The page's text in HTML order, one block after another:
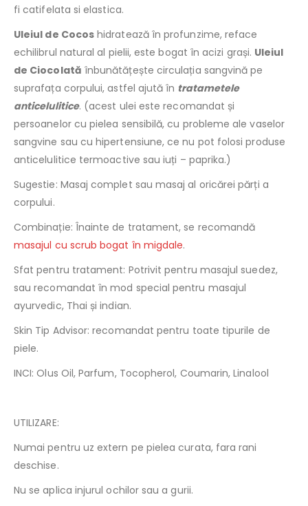
fi catifelata si elastica.
Uleiul de Cocos hidratează în profunzime, reface
echilibrul natural al pielii, este bogat în acizi grași. Uleiul
de Ciocolată înbunătățește circulația sangvină pe
suprafața corpului, astfel ajută în tratametele
anticelulitice. (acest ulei este recomandat și
persoanelor cu pielea sensibilă, cu probleme ale vaselor
sangvine sau cu hipertensiune, ce nu pot folosi produse
anticelulitice termoactive sau iuți – paprika.)
Sugestie: Masaj complet sau masaj al oricărei părți a
corpului.
Combinație: Înainte de tratament, se recomandă
masajul cu scrub bogat în migdale.
Sfat pentru tratament: Potrivit pentru masajul suedez,
sau recomandat în mod special pentru masajul
ayurvedic, Thai și indian.
Skin Tip Advisor: recomandat pentru toate tipurile de
piele.
INCI:Olus Oil, Parfum, Tocopherol, Coumarin, Linalool
UTILIZARE:
Numai pentru uz extern pe pielea curata, fara rani
deschise.
Nu se aplica injurul ochilor sau a gurii.